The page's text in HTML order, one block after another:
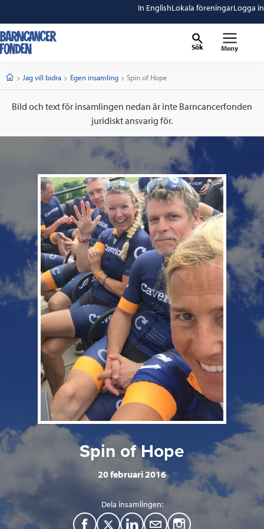
In EnglishLokala föreningarLogga in
Sök Meny
StartJag vill bidra Egen insamling Current:
Spin of Hope
Bild och text för insamlingen nedan är inte Barncancerfonden
juridiskt ansvarig för.
Spin of Hope
20 februari 2016
Dela insamlingen:
F
T
L
M